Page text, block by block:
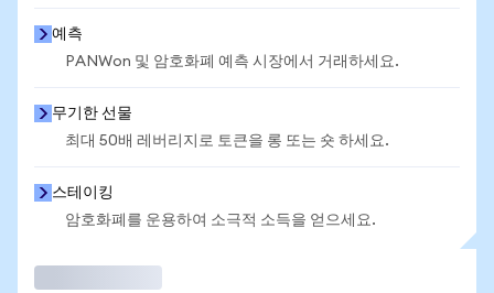
예측
PANWon 및 암호화폐 예측 시장에서 거래하세요.
무기한 선물
최대 50배 레버리지로 토큰을 롱 또는 숏 하세요.
스테이킹
암호화폐를 운용하여 소극적 소득을 얻으세요.